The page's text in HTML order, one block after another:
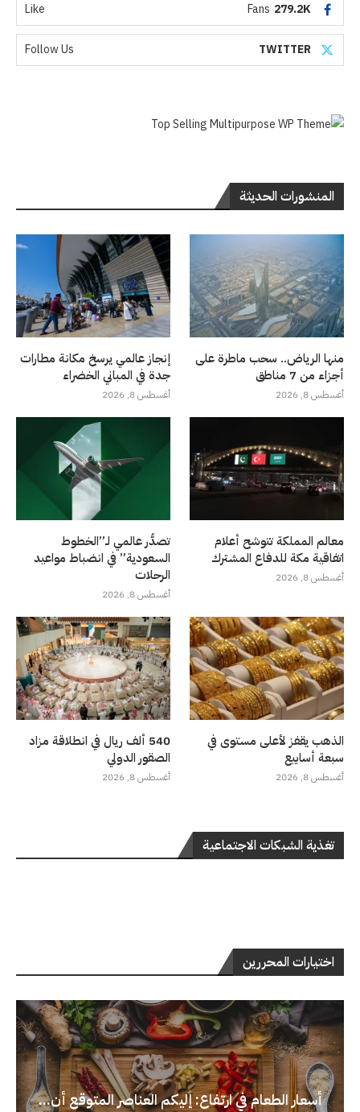
279.2K
Fans
Like
TWITTER
Follow Us
المنشورات الحديثة
منها الرياض.. سحب ماطرة على
أجزاء من 7 مناطق
أغسطس 8, 2026
إنجاز عالمي يرسخ مكانة مطارات
جدة في المباني الخضراء
أغسطس 8, 2026
معالم المملكة تتوشح أعلام
اتفاقية مكة للدفاع المشترك
أغسطس 8, 2026
تصدُّر عالمي لـ”الخطوط
السعودية” في انضباط مواعيد
الرحلات
أغسطس 8, 2026
الذهب يقفز لأعلى مستوى في
سبعة أسابيع
أغسطس 8, 2026
540 ألف ريال في انطلاقة مزاد
الصقور الدولي
أغسطس 8, 2026
تغذية الشبكات الاجتماعية
اختيارات المحررين
أسعار الطعام في ارتفاع: إليكم العناصر المتوقع أن...